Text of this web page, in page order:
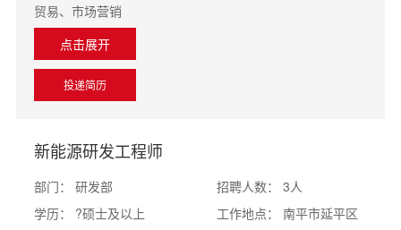
贸易、市场营销
点击展开
投递简历
新能源研发工程师
部门： 研发部 招聘人数：
3人
学历：
?硕士及以上 工作地点：
南平市延平区